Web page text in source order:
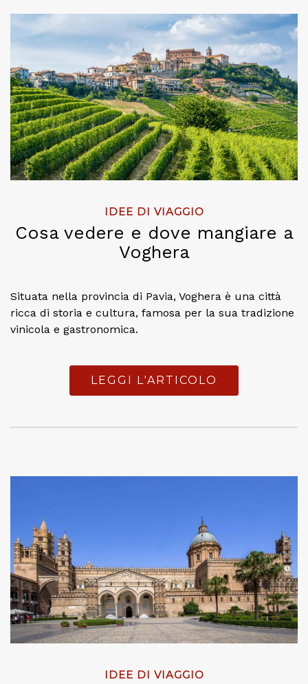
IDEE DI VIAGGIO
Cosa vedere e dove mangiare a
Voghera
Situata nella provincia di Pavia, Voghera è una città
ricca di storia e cultura, famosa per la sua tradizione
vinicola e gastronomica.
LEGGI L'ARTICOLO
IDEE DI VIAGGIO